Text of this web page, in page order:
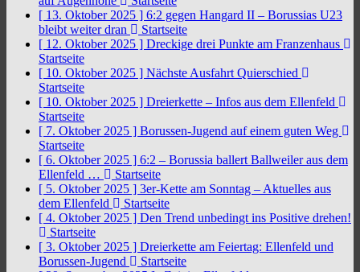
[ 13. Oktober 2025 ] 6:2 gegen Hangard II – Borussias U23
bleibt weiter dran
Startseite
[ 12. Oktober 2025 ] Dreckige drei Punkte am Franzenhaus
Startseite
[ 10. Oktober 2025 ] Nächste Ausfahrt Quierschied
Startseite
[ 10. Oktober 2025 ] Dreierkette – Infos aus dem Ellenfeld
Startseite
[ 7. Oktober 2025 ] Borussen-Jugend auf einem guten Weg
Startseite
[ 6. Oktober 2025 ] 6:2 – Borussia ballert Ballweiler aus dem
Ellenfeld …
Startseite
[ 5. Oktober 2025 ] 3er-Kette am Sonntag – Aktuelles aus
dem Ellenfeld
Startseite
[ 4. Oktober 2025 ] Den Trend unbedingt ins Positive drehen!
Startseite
[ 3. Oktober 2025 ] Dreierkette am Feiertag: Ellenfeld und
Borussen-Jugend
Startseite